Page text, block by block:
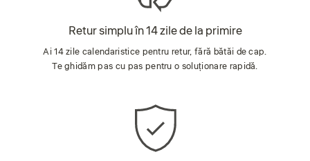
Retur simplu în 14 zile de la primire
Ai 14 zile calendaristice pentru retur, fără bătăi de cap.
Te ghidăm pas cu pas pentru o soluționare rapidă.